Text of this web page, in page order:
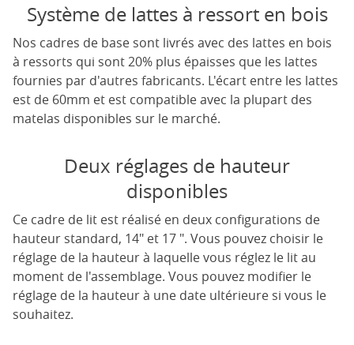
Système de lattes à ressort en bois
Nos cadres de base sont livrés avec des lattes en bois
à ressorts qui sont 20% plus épaisses que les lattes
fournies par d'autres fabricants. L'écart entre les lattes
est de 60mm et est compatible avec la plupart des
matelas disponibles sur le marché.
Deux réglages de hauteur
disponibles
Ce cadre de lit est réalisé en deux configurations de
hauteur standard, 14" et 17 ". Vous pouvez choisir le
réglage de la hauteur à laquelle vous réglez le lit au
moment de l'assemblage. Vous pouvez modifier le
réglage de la hauteur à une date ultérieure si vous le
souhaitez.